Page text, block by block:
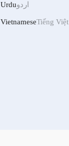
Urduاردو
VietnameseTiếng Việt